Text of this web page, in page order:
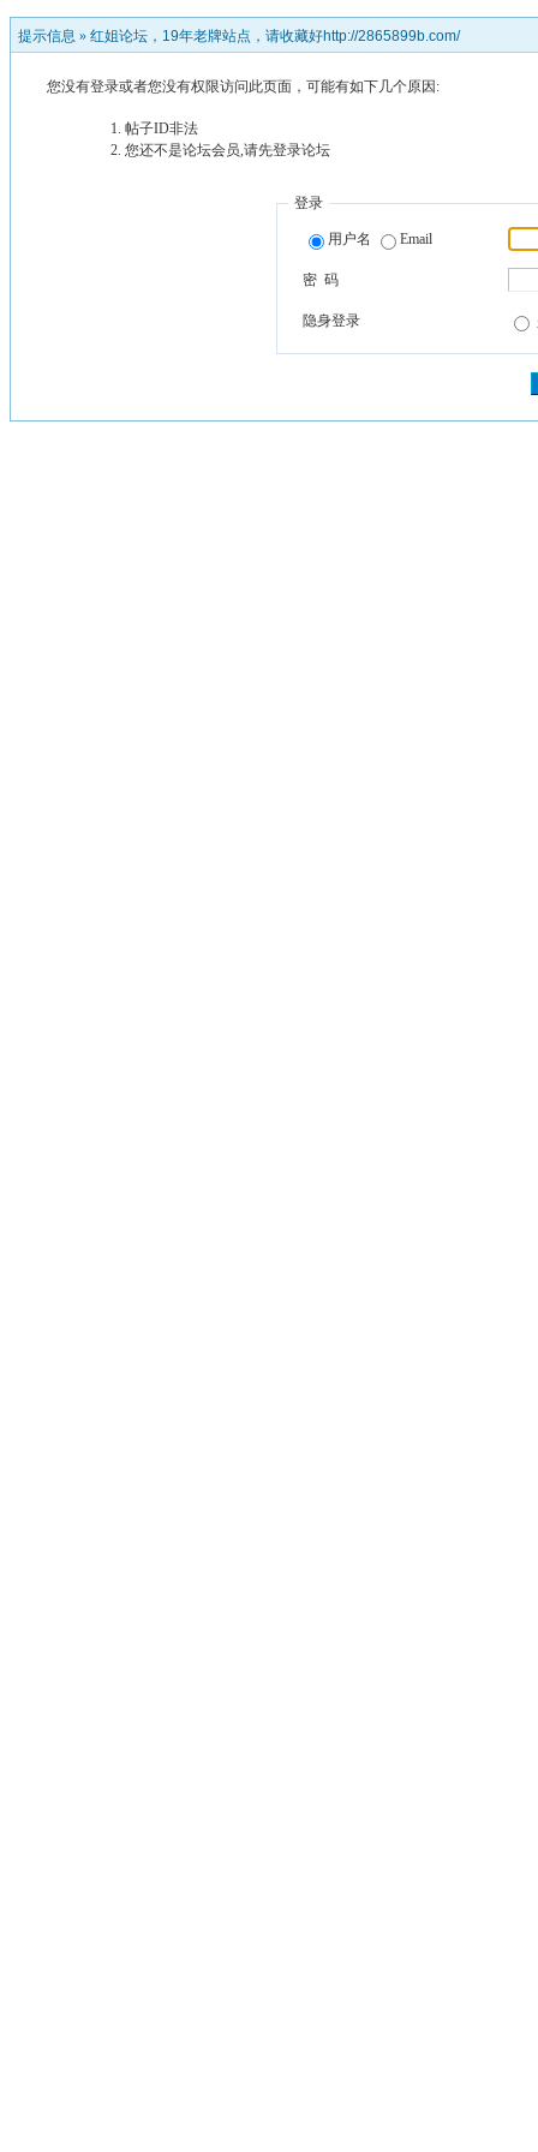
提示信息 » 红姐论坛，19年老牌站点，请收藏好http://2865899b.com/
您没有登录或者您没有权限访问此页面，可能有如下几个原因:
帖子ID非法
您还不是论坛会员,请先登录论坛
登录
用户名 Email
密 码
隐身登录